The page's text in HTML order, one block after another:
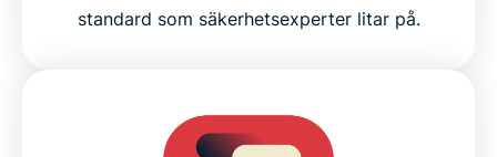
standard som säkerhetsexperter litar på.